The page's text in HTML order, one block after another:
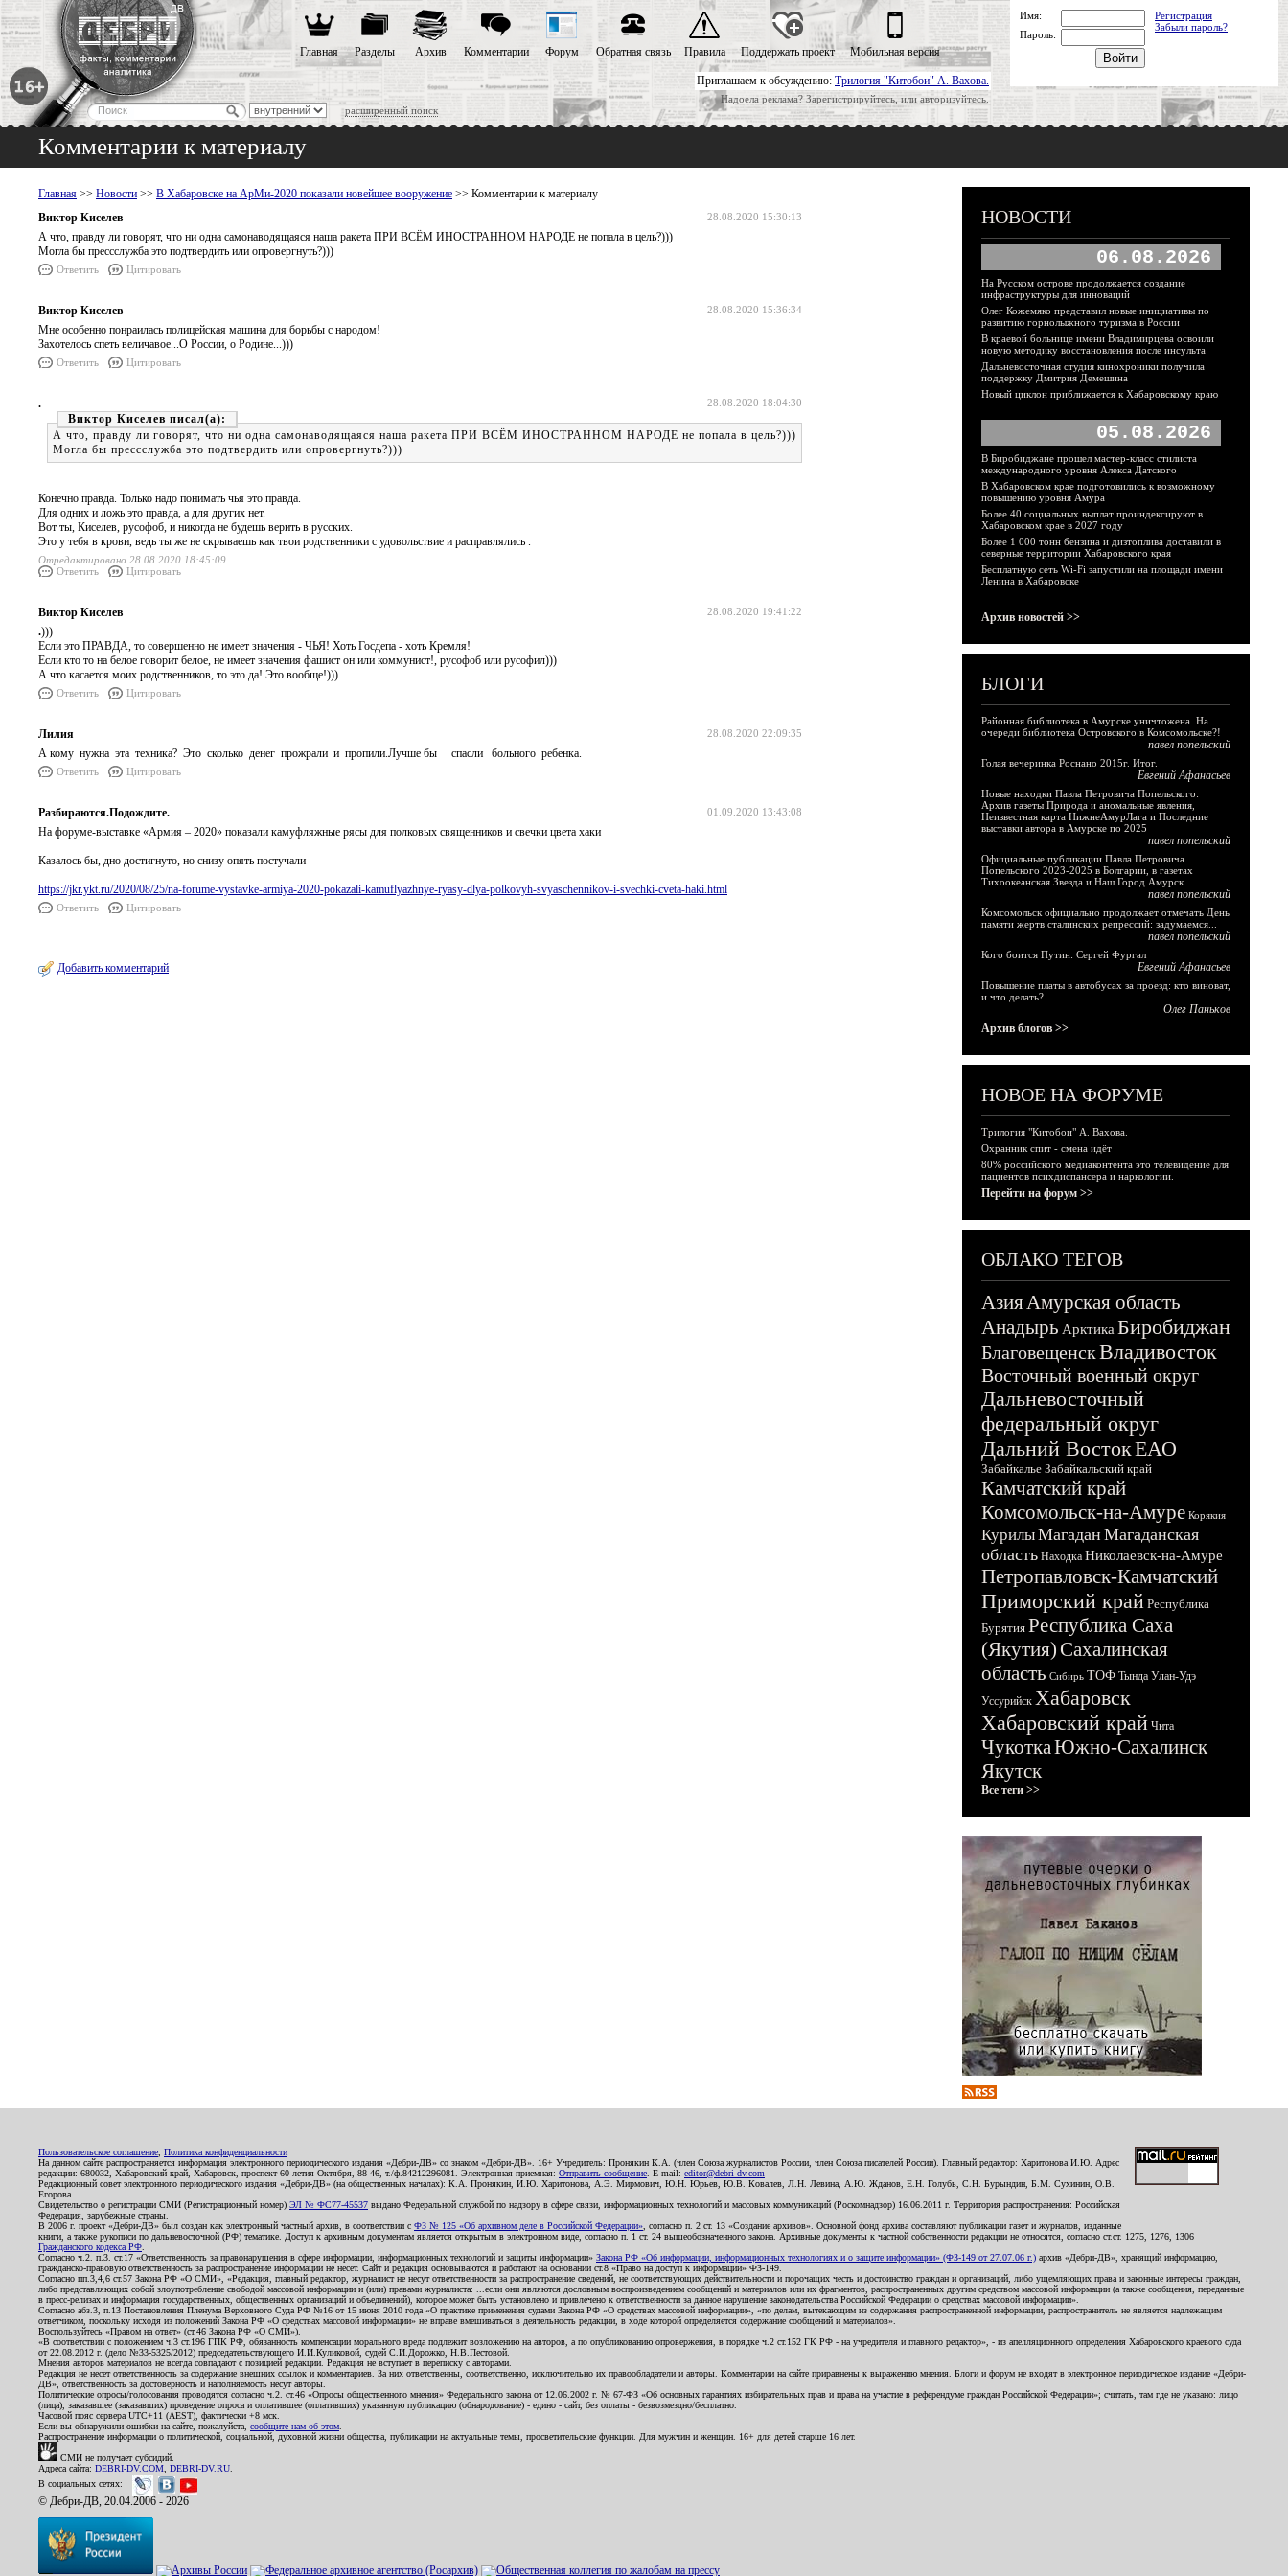
Приглашаем к обсуждению: Трилогия "Китобои" А. Вахова.
Надоела реклама? Зарегистрируйтесь, или авторизуйтесь.
расширенный поиск
Главная Разделы Архив Комментарии Форум Обратная связь Правила Поддержать проект Мобильная версия
Имя:
Регистрация
Забыли пароль?
Пароль:
Комментарии к материалу
Главная >> Новости >> В Хабаровске на АрМи-2020 показали новейшее вооружение >> Комментарии к материалу
28.08.2020 15:30:13
Виктор Киселев
А что, правду ли говорят, что ни одна самонаводящаяся наша ракета ПРИ ВСЁМ ИНОСТРАННОМ НАРОДЕ не попала в цель?)))
Могла бы прессслужба это подтвердить или опровергнуть?)))
Ответить Цитировать
28.08.2020 15:36:34
Виктор Киселев
Мне особенно понраилась полицейская машина для борьбы с народом!
Захотелось спеть величавое...О России, о Родине...)))
Ответить Цитировать
28.08.2020 18:04:30
.
Виктор Киселев
А что, правду ли говорят, что ни одна самонаводящаяся наша ракета ПРИ ВСЁМ ИНОСТРАННОМ НАРОДЕ не попала в цель?)))
Могла бы прессслужба это подтвердить или опровергнуть?)))
Конечно правда. Только надо понимать чья это правда.
Для одних и ложь это правда, а для других нет.
Вот ты, Киселев, русофоб, и никогда не будешь верить в русских.
Это у тебя в крови, ведь ты же не скрываешь как твои родственники с удовольствие и расправлялись .
Отредактировано 28.08.2020 18:45:09
Ответить
Цитировать
28.08.2020 19:41:22
Виктор Киселев
.)))
Если это ПРАВДА, то совершенно не имеет значения - ЧЬЯ! Хоть Госдепа - хоть Кремля!
Если кто то на белое говорит белое, не имеет значения фашист он или коммунист!, русофоб или русофил)))
А что касается моих родственников, то это да! Это вообще!)))
Ответить Цитировать
28.08.2020 22:09:35
Лилия
А кому нужна эта техника? Это сколько денег прожрали и пропили.Лучше бы спасли больного ребенка.
Ответить Цитировать
01.09.2020 13:43:08
Разбираются.Подождите.
На форуме-выставке «Армия – 2020» показали камуфляжные рясы для полковых священников и свечки цвета хаки
Казалось бы, дно достигнуто, но снизу опять постучали
https://jkr.ykt.ru/2020/08/25/na-forume-vystavke-armiya-2020-pokazali-kamuflyazhnye-ryasy-dlya-polkovyh-svyaschennikov-i-svechki-cveta-haki.html
Ответить Цитировать
Добавить комментарий
НОВОСТИ
06.08.2026
На Русском острове продолжается создание
инфраструктуры для инноваций
Олег Кожемяко представил новые инициативы по
развитию горнолыжного туризма в России
В краевой больнице имени Владимирцева освоили
новую методику восстановления после инсульта
Дальневосточная студия кинохроники получила
поддержку Дмитрия Демешина
Новый циклон приближается к Хабаровскому краю
05.08.2026
В Биробиджане прошел мастер-класс стилиста
международного уровня Алекса Датского
В Хабаровском крае подготовились к возможному
повышению уровня Амура
Более 40 социальных выплат проиндексируют в
Хабаровском крае в 2027 году
Более 1 000 тонн бензина и дизтоплива доставили в
северные территории Хабаровского края
Бесплатную сеть Wi-Fi запустили на площади имени
Ленина в Хабаровске
Архив новостей >>
БЛОГИ
Районная библиотека в Амурске уничтожена. На
очереди библиотека Островского в Комсомольске?!
павел попельский
Голая вечеринка Роснано 2015г. Итог.
Евгений Афанасьев
Новые находки Павла Петровича Попельского:
Архив газеты Природа и аномальные явления,
Неизвестная карта НижнеАмурЛага и Последние
выставки автора в Амурске по 2025
павел попельский
Официальные публикации Павла Петровича
Попельского 2023-2025 в Болгарии, в газетах
Тихоокеанская Звезда и Наш Город Амурск
павел попельский
Комсомольск официально продолжает отмечать День
памяти жертв сталинских репрессий: задумаемся...
павел попельский
Кого боится Путин: Сергей Фургал
Евгений Афанасьев
Повышение платы в автобусах за проезд: кто виноват,
и что делать?
Олег Паньков
Архив блогов >>
НОВОЕ НА ФОРУМЕ
Трилогия "Китобои" А. Вахова.
Охранник спит - смена идёт
80% российского медиаконтента это телевидение для
пациентов психдиспансера и наркологии.
Перейти на форум >>
ОБЛАКО ТЕГОВ
АзияАмурская область
Анадырь Арктика Биробиджан
БлаговещенскВладивосток
Восточный военный округ
Дальневосточный
федеральный округ
Дальний ВостокЕАО
Забайкалье Забайкальский край
Камчатский край
Комсомольск-на-Амуре Корякия
КурилыМагадан Магаданская
область Находка Николаевск-на-Амуре
Петропавловск-Камчатский
Приморский край Республика
Бурятия Республика Саха
(Якутия)Сахалинская
область Сибирь ТОФ Тында Улан-Удэ
Уссурийск Хабаровск
Хабаровский край Чита
ЧукоткаЮжно-Сахалинск
Якутск
Все теги >>
Пользовательское соглашение Политика конфиденциальности
На данном сайте распространяется информация электронного периодического издания «Дебри-ДВ» со знаком «Дебри-ДВ». 16+ Учредитель: Пронякин К.А. (член Союза журналистов России, член Союза писателей России). Главный редактор: Харитонова И.Ю. Адрес
редакции: 680032, Хабаровский край, Хабаровск, проспект 60-летия Октября, 88-46, т./ф.84212296081. Электронная приемная: Отправить сообщение . E-mail: editor@debri-dv.com
Редакционный совет электронного периодического издания «Дебри-ДВ» (на общественных началах): К.А. Пронякин, И.Ю. Харитонова, А.Э. Мирмович, Ю.Н. Юрьев, Ю.В. Ковалев, Л.Н. Левина, А.Ю. Жданов, Е.Н. Голубь, С.Н. Бурындин, Б.М. Сухинин, О.В.
Егорова
Свидетельство о регистрации СМИ (Регистрационный номер) ЭЛ № ФС77-45537 выдано Федеральной службой по надзору в сфере связи, информационных технологий и массовых коммуникаций (Роскомнадзор) 16.06.2011 г. Территория распространения: Российская
Федерация, зарубежные страны.
В 2006 г. проект «Дебри-ДВ» был создан как электронный частный архив, в соответствии с ФЗ № 125 «Об архивном деле в Российской Федерации» , согласно п. 2 ст. 13 «Создание архивов». Основной фонд архива составляют публикации газет и журналов, изданные
книги, а также рукописи по дальневосточной (РФ) тематике. Доступ к архивным документам является открытым в электронном виде, согласно п. 1 ст. 24 вышеобозначенного закона. Архивные документы к частной собственности редакции не относятся, согласно ст.ст. 1275, 1276, 1306
Гражданского кодекса РФ
Согласно ч.2. п.3. ст.17 «Ответственность за правонарушения в сфере информации, информационных технологий и защиты информации» Закона РФ «Об информации, информационных технологиях и о защите информации» (ФЗ-149 от 27.07.06 г.) архив «Дебри-ДВ», хранящий информацию,
гражданско-правовую ответственность за распространение информации не несет. Сайт и редакция основываются и работают на основании ст.8 «Право на доступ к информации» ФЗ-149.
Согласно пп.3,4,6 ст.57 Закона РФ «О СМИ», «Редакция, главный редактор, журналист не несут ответственности за распространение сведений, не соответствующих действительности и порочащих честь и достоинство граждан и организаций, либо ущемляющих права и законные интересы граждан,
либо представляющих собой злоупотребление свободой массовой информации и (или) правами журналиста: ...если они являются дословным воспроизведением сообщений и материалов или их фрагментов, распространенных другим средством массовой информации (а также сообщения, переданные
в пресс-релизах и информация государственных, общественных организаций и объединений), которое может быть установлено и привлечено к ответственности за данное нарушение законодательства Российской Федерации о средствах массовой информации».
Согласно абз.3, п.13 Постановления Пленума Верховного Суда РФ №16 от 15 июня 2010 года «О практике применения судами Закона РФ «О средствах массовой информации», «по делам, вытекающим из содержания распространенной информации, распространитель не является надлежащим
ответчиком, поскольку исходя из положений Закона РФ «О средствах массовой информации» не вправе вмешиваться в деятельность редакции, в ходе которой определяется содержание сообщений и материалов».
Воспользуйтесь «Правом на ответ» (ст.46 Закона РФ «О СМИ»).
«В соответствии с положением ч.3 ст.196 ГПК РФ, обязанность компенсации морального вреда подлежит возложению на авторов, а по опубликованию опровержения, в порядке ч.2 ст.152 ГК РФ - на учредителя и главного редактор», - из апелляционного определения Хабаровского краевого суда
от 22.08.2012 г. (дело №33-5325/2012) председательствующего И.И.Куликовой, судей С.И.Дорожко, Н.В.Пестовой.
Мнения авторов материалов не всегда совпадают с позицией редакции. Редакция не вступает в переписку с авторами.
Редакция не несет ответственность за содержание внешних ссылок и комментариев. За них ответственны, соответственно, исключительно их правообладатели и авторы. Комментарии на сайте приравнены к выражению мнения. Блоги и форум не входят в электронное периодическое издание «Дебри-
ДВ», ответственность за достоверность и наполняемость несут авторы.
Политические опросы/голосования проводятся согласно ч.2. ст.46 «Опросы общественного мнения» Федерального закона от 12.06.2002 г. № 67-ФЗ «Об основных гарантиях избирательных прав и права на участие в референдуме граждан Российской Федерации»; считать, там где не указано: лицо
(лица), заказавшее (заказавших) проведение опроса и оплатившее (оплативших) указанную публикацию (обнародование) - едино - сайт, без оплаты - безвозмездно/бесплатно.
Часовой пояс сервера UTC+11 (AEST), фактически +8 мск.
Если вы обнаружили ошибки на сайте, пожалуйста, сообщите нам об этом
Распространение информации о политической, социальной, духовной жизни общества, публикации на актуальные темы, просветительские функции. Для мужчин и женщин. 16+ для детей старше 16 лет.
СМИ не получает субсидий.
Адреса сайта: DEBRI-DV.COM DEBRI-DV.RU
В социальных сетях:
© Дебри-ДВ, 20.04.2006 - 2026